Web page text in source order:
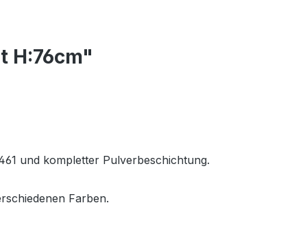
H:76cm"
und kompletter Pulverbeschichtung.
Farben.